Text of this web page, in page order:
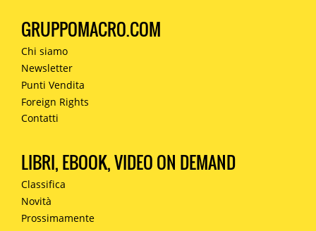
GRUPPOMACRO.COM
Chi siamo
Newsletter
Punti Vendita
Foreign Rights
Contatti
LIBRI, EBOOK, VIDEO ON DEMAND
Classifica
Novità
Prossimamente